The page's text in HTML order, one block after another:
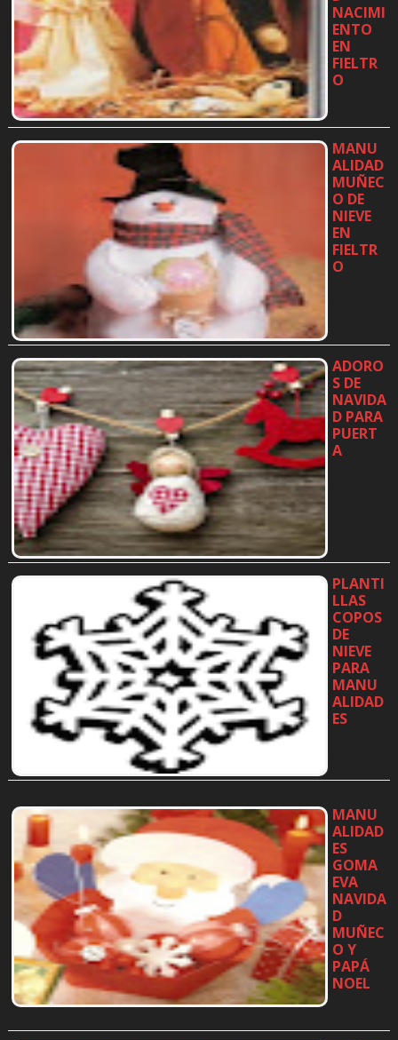
NACIMI
ENTO
EN
FIELTR
O
MANU
ALIDAD
MUÑEC
O DE
NIEVE
EN
FIELTR
O
ADORO
S DE
NAVIDA
D PARA
PUERT
A
PLANTI
LLAS
COPOS
DE
NIEVE
PARA
MANU
ALIDAD
ES
MANU
ALIDAD
ES
GOMA
EVA
NAVIDA
D
MUÑEC
O Y
PAPÁ
NOEL